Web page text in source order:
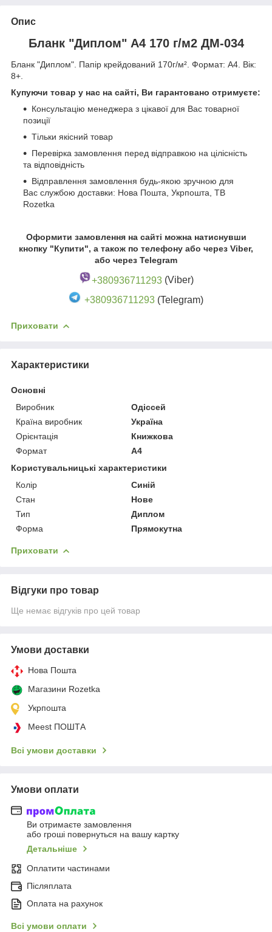
Опис
Бланк "Диплом" А4 170 г/м2 ДМ-034
Бланк "Диплом". Папір крейдований 170г/м². Формат: А4. Вік:
8+.
Купуючи товар у нас на сайті, Ви гарантовано отримуєте:
Консультацію менеджера з цікавої для Вас товарної
позиції
Тільки якісний товар
Перевірка замовлення перед відправкою на цілісність
та відповідність
Відправлення замовлення будь-якою зручною для
Вас службою доставки: Нова Пошта, Укрпошта, ТВ
Rozetka
Оформити замовлення на сайті можна натиснувши
кнопку "Купити", а також по телефону або через Viber,
або через Telegram
+380936711293(Viber)
+380936711293 (Telegram)
Приховати
Характеристики
Основні
Виробник
Одіссей
Країна виробник
Україна
Орієнтація
Книжкова
Формат
A4
Користувальницькі характеристики
Колір
Синій
Стан
Нове
Тип
Диплом
Форма
Прямокутна
Приховати
Відгуки про товар
Ще немає відгуків про цей товар
Умови доставки
Нова Пошта
Магазини Rozetka
Укрпошта
Meest ПОШТА
Всі умови доставки
Умови оплати
Ви отримаєте замовлення
або гроші повернуться на вашу картку
Детальніше
Оплатити частинами
Післяплата
Оплата на рахунок
Всі умови оплати